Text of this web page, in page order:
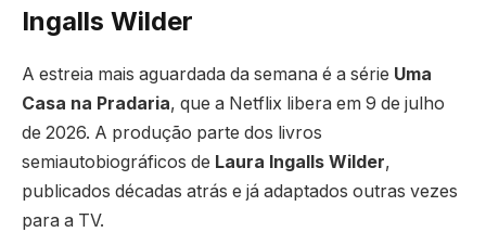
Ingalls Wilder
A estreia mais aguardada da semana é a série Uma
Casa na Pradaria, que a Netflix libera em 9 de julho
de 2026. A produção parte dos livros
semiautobiográficos de Laura Ingalls Wilder,
publicados décadas atrás e já adaptados outras vezes
para a TV.